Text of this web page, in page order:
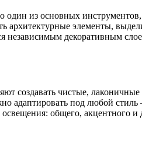
из основных
элементы,
декоративным
создавать чистые,
адаптировать под любой
общего, акцентного